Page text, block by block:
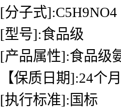
[分子式]:C5H9NO4
[型号]:食品级
[产品属性]:食品级
【保质日期]:24个月
[执行标准]:国标